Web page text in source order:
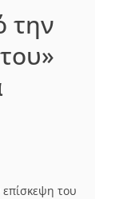
την
του